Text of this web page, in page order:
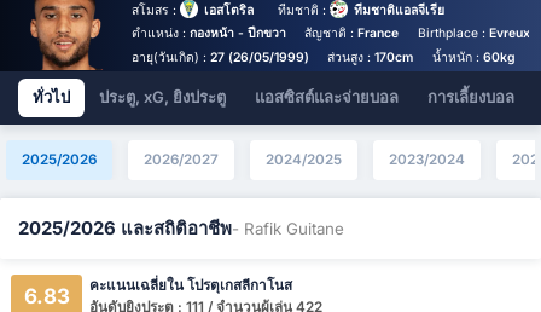
สโมสร : เอสโตริล ทีมชาติ :
ทีมชาติแอลจีเรีย
ตำแหน่ง : กองหน้า - ปีกขวา สัญชาติ :France Birthplace : Evreux
อายุ(วันเกิด) : 27 (26/05/1999) ส่วนสูง :170cm น้ำหนัก : 60kg
ทั่วไป ประตู, xG, ยิงประตู แอสซิสต์และจ่ายบอล การเลี้ยงบอล
2025/2026 2026/2027 2024/2025 2023/2024
2025/2026 และสถิติอาชีพ- Rafik Guitane
6.83
คะแนนเฉลี่ยใน โปรตุเกสลีกาโนส
อันดับยิงประตู : 111 / จำนวนผู้เล่น 422